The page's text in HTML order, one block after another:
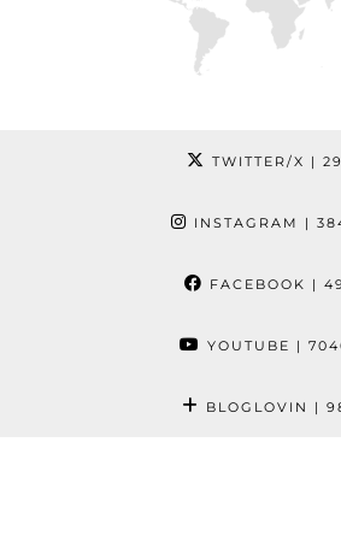
TWITTER/X |
INSTAGRAM |
FACEBOOK |
YOUTUBE |
BLOGLOVIN |